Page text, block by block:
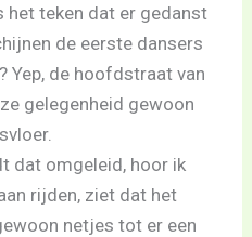
het teken dat er gedanst
de eerste dansers
Yep, de hoofdstraat van
gelegenheid gewoon
dat omgeleid, hoor ik
rijden, ziet dat het
netjes tot er een